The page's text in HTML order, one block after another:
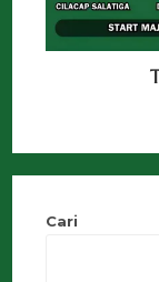
Cari